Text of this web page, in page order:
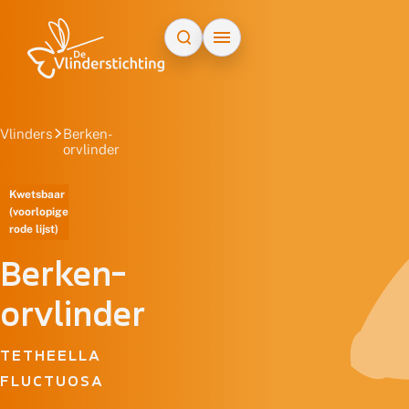
Vlinders
Berken-
orvlinder
Kwetsbaar
(voorlopige
rode lijst)
Berken-
orvlinder
TETHEELLA
FLUCTUOSA